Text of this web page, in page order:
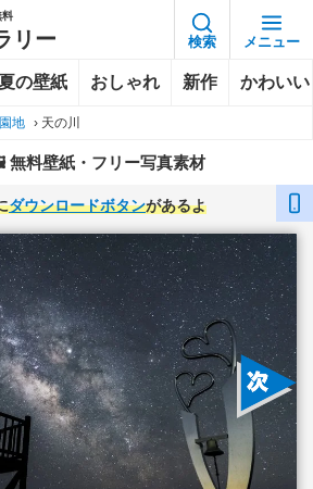
料
リー 検索 メニュー
の壁紙 おしゃれ 新作 かわいい
地 › 天の川
無料壁紙・フリー写真素材
ダウンロードボタンがあるよ